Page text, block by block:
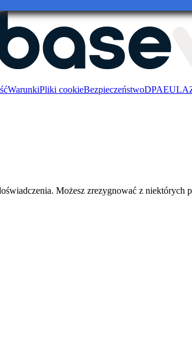
WarunkiPliki cookieBezpieczeństwoDPAEULA
Możesz zrezygnować z niektórych